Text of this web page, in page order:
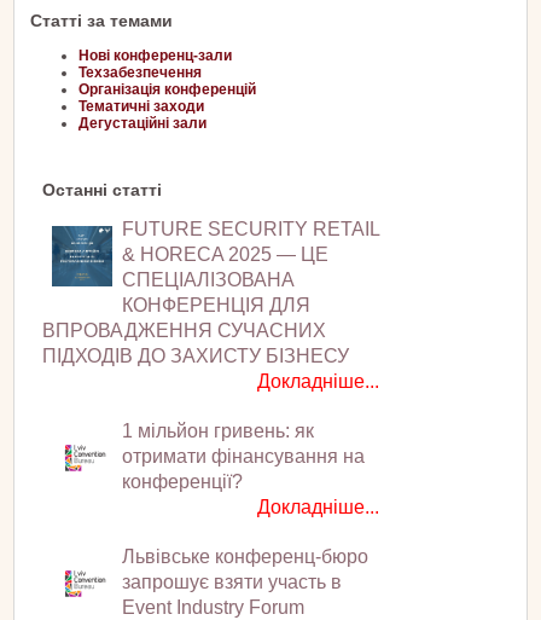
Статті за темами
Нові конференц-зали
Техзабезпечення
Організація конференцій
Тематичні заходи
Дегустаційні зали
Останні статті
FUTURE SECURITY RETAIL
& HORECA 2025 — ЦЕ
СПЕЦІАЛІЗОВАНА
КОНФЕРЕНЦІЯ ДЛЯ
ВПРОВАДЖЕННЯ СУЧАСНИХ
ПІДХОДІВ ДО ЗАХИСТУ БІЗНЕСУ
Докладніше...
1 мільйон гривень: як
отримати фінансування на
конференції?
Докладніше...
Львівське конференц-бюро
запрошує взяти участь в
Event Industry Forum